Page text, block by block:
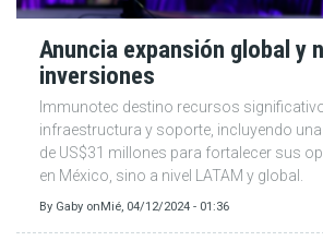
Anuncia expansión global y
inversiones
Immunotec destino recursos
infraestructura y soporte, incluyendo
de US$31 millones para fortalecer sus
en México, sino a nivel LATAM y global.
By Gaby on Mié, 04/12/2024 - 01:36